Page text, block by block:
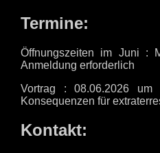
Termine:
Öffnungszeiten im Juni :
Anmeldung erforderlich
Vortrag : 08.06.2026
Konsequenzen für
Kontakt: